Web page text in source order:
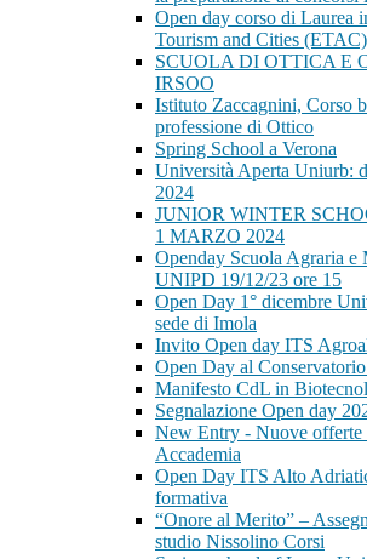
Open day corso di Laurea
Tourism and Cities (ETAC)
SCUOLA DI OTTICA E
IRSOO
Istituto Zaccagnini, Corso
professione di Ottico
Spring School a Verona
Università Aperta Uniurb:
2024
JUNIOR WINTER
1 MARZO 2024
Openday Scuola Agraria e
UNIPD 19/12/23 ore 15
Open Day 1° dicembre
sede di Imola
Invito Open day ITS
Open Day al
Manifesto CdL in
Segnalazione Open day
New Entry - Nuove offerte
Accademia
Open Day ITS Alto
formativa
“Onore al Merito” –
studio Nissolino Corsi